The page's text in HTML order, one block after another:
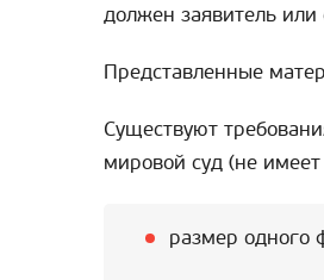
должен заявитель или
Представленные
Существуют
мировой суд (не
размер одного